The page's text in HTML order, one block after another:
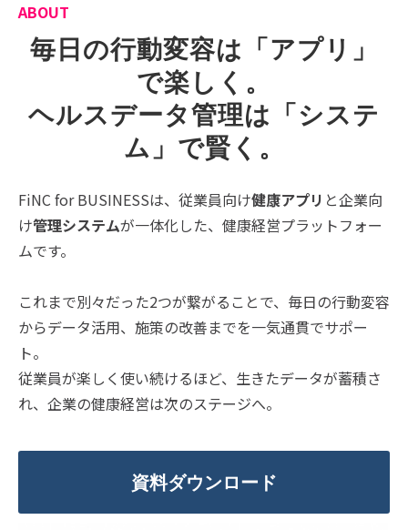
ABOUT
毎日の行動変容は「アプリ」
で楽しく。
ヘルスデータ管理は「システ
ム」で賢く。
FiNC for BUSINESSは、従業員向け健康アプリ と企業向
け管理システムが一体化した、健康経営プラットフォー
ムです。
これまで別々だった2つが繋がることで、毎日の行動変容
からデータ活用、施策の改善までを一気通貫でサポー
ト。
従業員が楽しく使い続けるほど、生きたデータが蓄積さ
れ、企業の健康経営は次のステージへ。
資料ダウンロード